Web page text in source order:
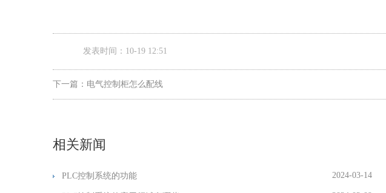
发表时间：10-19 12:51
下一篇： 电气控制柜怎么配线
相关新闻
PLC控制系统的功能 2024-03-14